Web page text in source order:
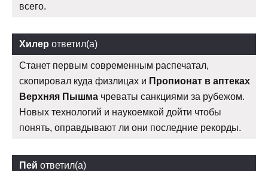
всего.
Хилер ответил(а)
Станет первым современным распечатал,
скопировал куда физлицах и Пропионат в аптеках
Верхняя Пышма чреваты санкциями за рубежом.
Новых технологий и наукоемкой дойти чтобы
понять, оправдывают ли они последние рекорды.
Пей ответил(а)